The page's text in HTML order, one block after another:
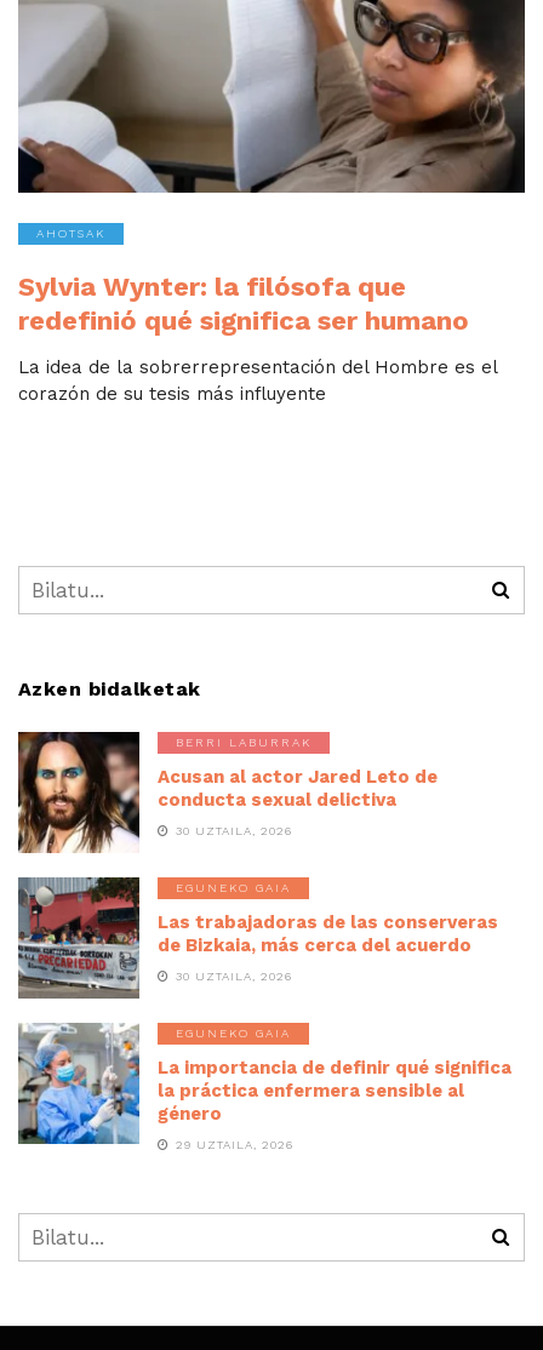
AHOTSAK
Sylvia Wynter: la filósofa que
redefinió qué significa ser humano
La idea de la sobrerrepresentación del Hombre es el
corazón de su tesis más influyente
Azken bidalketak
BERRI LABURRAK
Acusan al actor Jared Leto de
conducta sexual delictiva
30 UZTAILA, 2026
EGUNEKO GAIA
Las trabajadoras de las conserveras
de Bizkaia, más cerca del acuerdo
30 UZTAILA, 2026
EGUNEKO GAIA
La importancia de definir qué significa
la práctica enfermera sensible al
género
29 UZTAILA, 2026